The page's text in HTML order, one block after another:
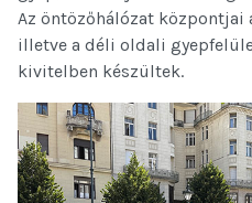
Az öntözőhálózat központjai
illetve a déli oldali
kivitelben készültek.